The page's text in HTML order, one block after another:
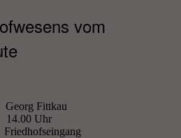
vom
Fittkau
Uhr